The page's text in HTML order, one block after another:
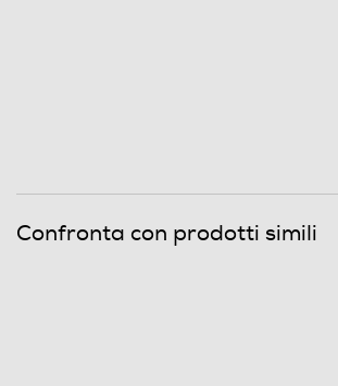
Confronta con prodotti simili